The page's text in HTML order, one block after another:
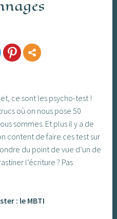
ce sont les psycho-test !
où on nous pose 50
sommes. Et plus il y a de
content de faire ces test sur
du point de vue d’un de
l’écriture ? Pas
: le MBTI